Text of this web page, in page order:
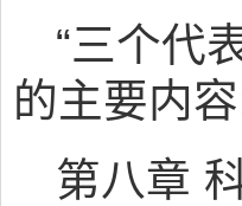
“三个代
的主要内
第八章